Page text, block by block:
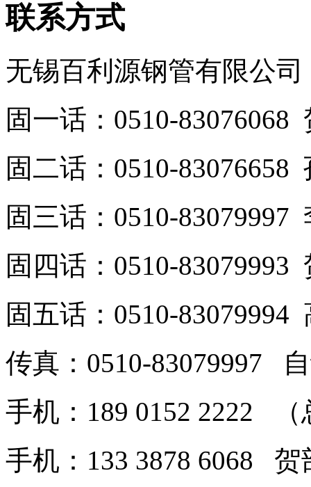
联系方式
无锡百利源钢管有限公司
固一话：0510-
固二话：0510-83076658
固三话：0510-83079997
固四话：0510-83079993
固五话：0510-83079994
传真：0510-83079997
手机：189 0152 2222 （
手机：133 3878 6068 贺